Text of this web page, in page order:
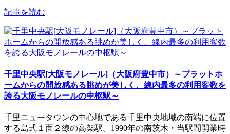
記事を読む
千里中央駅[大阪モノレール]（大阪府豊中市）～プラットホ
ームからの開放感ある眺めが美しく、線内最多の利用客数を
誇る大阪モノレールの中枢駅～
千里ニュータウンの中心地である千里中央地域の南端に位置
する島式１面２線の高架駅。1990年の南茨木・当駅間開業時